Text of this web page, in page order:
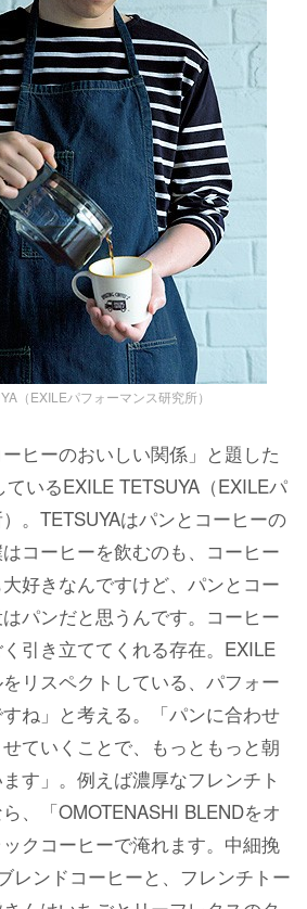
（EXILEパフォーマンス研究所）
ヒーのおいしい関係」と題した
いるEXILE TETSUYA（EXILEパ
。TETSUYAはパンとコーヒーの
コーヒーを飲むのも、コーヒー
好きなんですけど、パンとコー
パンだと思うんです。コーヒー
引き立ててくれる存在。EXILE
リスペクトしている、パフォー
ね」と考える。「パンに合わせ
ていくことで、もっともっと朝
す」。例えば濃厚なフレンチト
、「OMOTENASHI BLENDをオ
クコーヒーで淹れます。中細挽
レンドコーヒーと、フレンチトー